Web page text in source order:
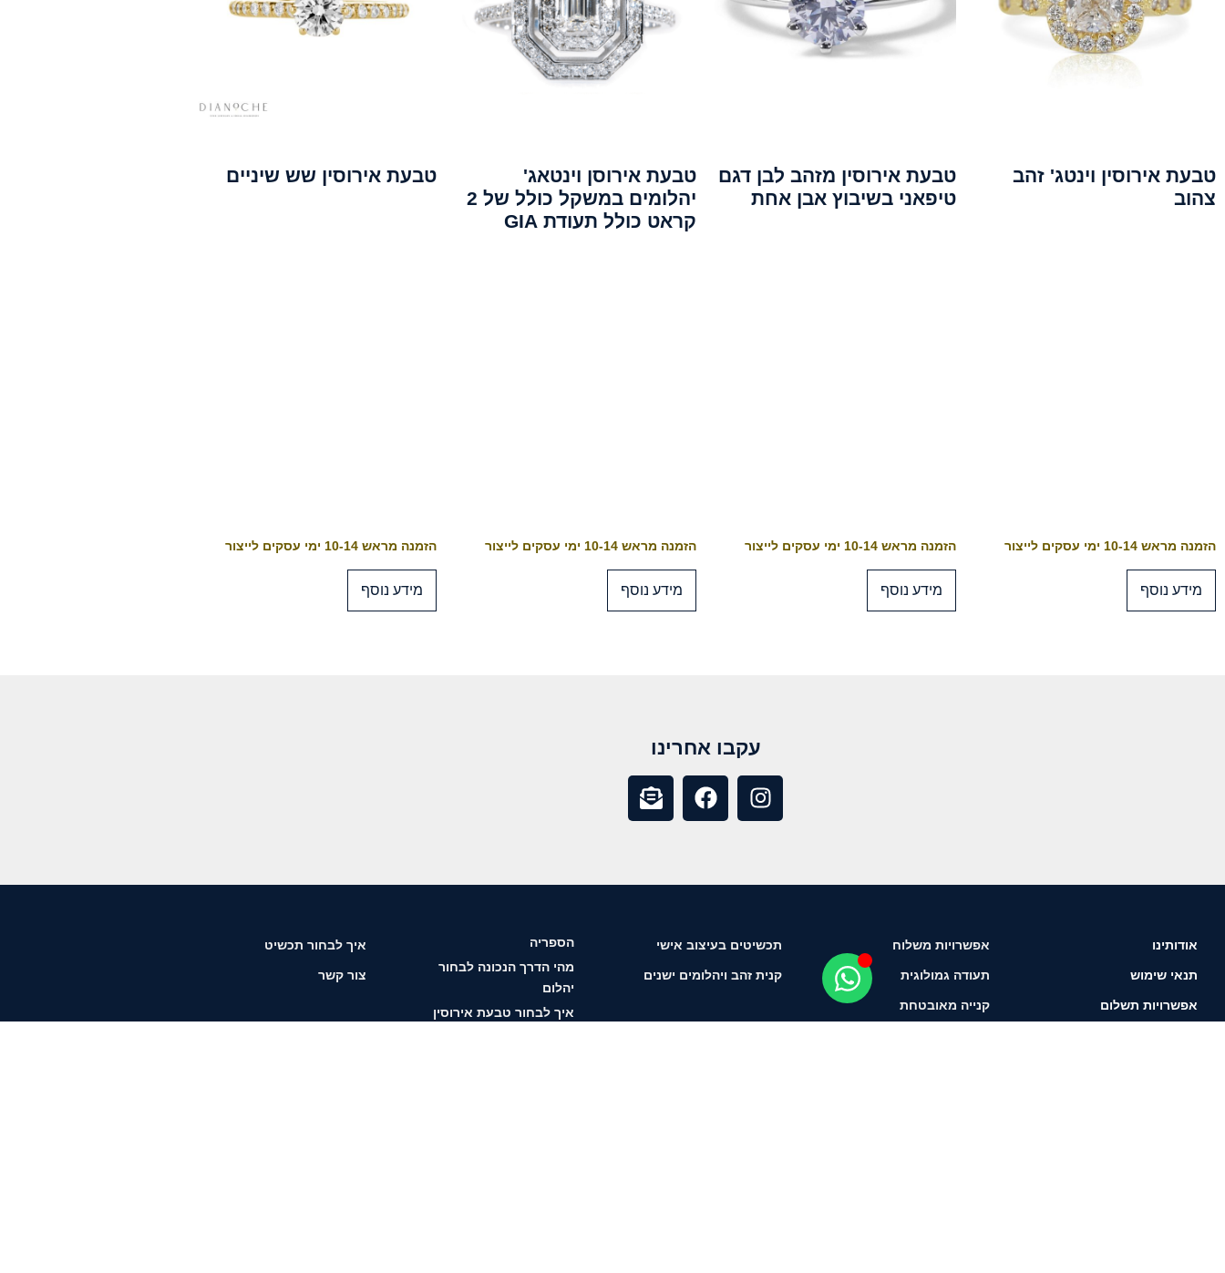
טבעת אירוסין וינטג' זהב
צהוב
הזמנה מראש 10-14 ימי עסקים לייצור
מידע נוסף
טבעת אירוסין מזהב לבן דגם
טיפאני בשיבוץ אבן אחת
הזמנה מראש 10-14 ימי עסקים לייצור
מידע נוסף
טבעת אירוסן וינטאג'
יהלומים במשקל כולל של 2
קראט כולל תעודת GIA
הזמנה מראש 10-14 ימי עסקים לייצור
מידע נוסף
טבעת אירוסין שש שיניים
הזמנה מראש 10-14 ימי עסקים לייצור
מידע נוסף
עקבו אחרינו
אודותינו
תנאי שימוש
אפשרויות תשלום
אפשרויות משלוח
תעודה גמולוגית
קנייה מאובטחת
תכשיטים בעיצוב אישי
קנית זהב ויהלומים ישנים
הספריה
מהי הדרך הנכונה לבחור
יהלום
איך לבחור טבעת אירוסין
איך לבחור תכשיט
צור קשר